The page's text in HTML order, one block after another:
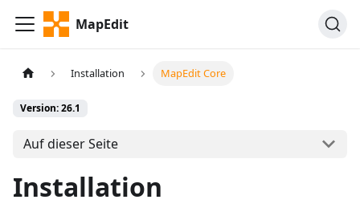
MapEdit
Installation MapEdit Core
Version: 26.1
Auf dieser Seite
Installation